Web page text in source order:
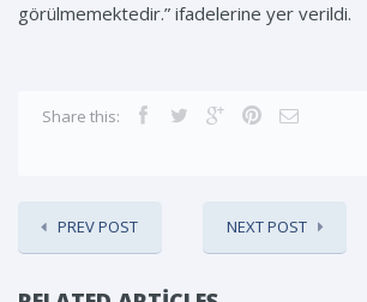
görülmemektedir.” ifadelerine yer verildi.
Share this:
PREV POST NEXT POST